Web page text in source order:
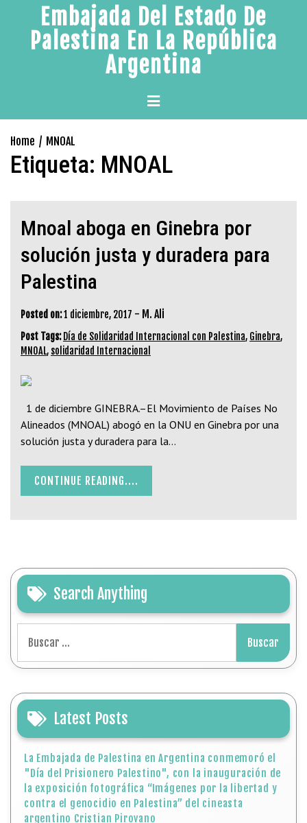
content
Embajada Del Estado De
Palestina En La República
Argentina
Primary
Menu
Home MNOAL
Etiqueta: MNOAL
Mnoal aboga en Ginebra por
solución justa y duradera para
Palestina
Posted on:1 diciembre, 2017 - M. Ali
Post Tags: Día de Solidaridad Internacional con Palestina, Ginebra,
MNOAL, solidaridad Internacional
1 de diciembre GINEBRA.–El Movimiento de Países No
Alineados (MNOAL) abogó en la ONU en Ginebra por una
solución justa y duradera para la…
CONTINUE READING....
Search Anything
Latest Posts
La Embajada de Palestina en Argentina conmemoró el
"Día del Prisionero Palestino", con la inauguración de
la exposición fotográfica “Imágenes por la libertad y
contra el genocidio en Palestina” del cineasta
argentino Cristian Pirovano